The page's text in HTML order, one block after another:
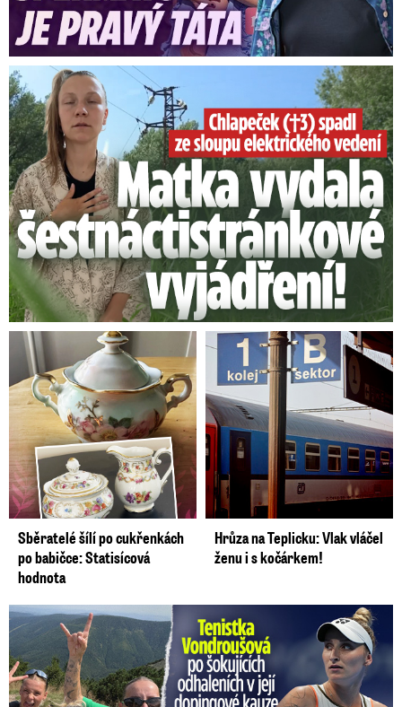
Smrtelný pád chlapce: Matka vydala vyjádření na 16 stran
Sběratelé šílí po cukřenkách
po babičce: Statisícová
hodnota
Hrůza na Teplicku: Vlak vláčel
ženu i s kočárkem!
Vondroušová po šokujících odhaleních v kauze: Záhadný vzkaz!